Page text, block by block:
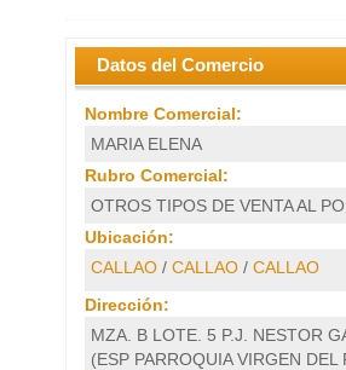
Datos del Comercio
Nombre Comercial:
MARIA ELENA
Rubro Comercial:
OTROS TIPOS DE VENTA AL
Ubicación:
CALLAO/ CALLAO/ CALLAO
Dirección:
MZA. B LOTE. 5 P.J. NESTOR
(ESP PARROQUIA VIRGEN DEL